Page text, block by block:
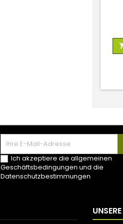
Ich akzeptiere die allgemeinen
Geschäftsbedingungen und die
Datenschutzbestimmungen